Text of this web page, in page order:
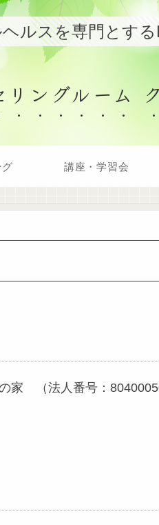
ルスを専門とす
リングルーム
講座・学習会
家 （法人番号：